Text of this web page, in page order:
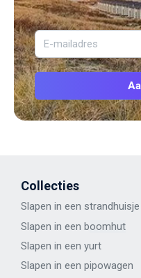
Collecties
Slapen in een strandhuisje
Slapen in een boomhut
Slapen in een yurt
Slapen in een pipowagen